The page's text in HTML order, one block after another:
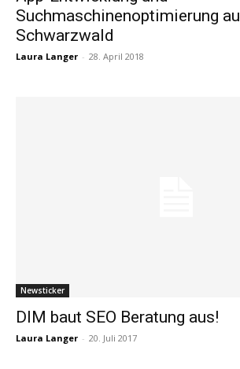
Suchmaschinenoptimierung
Schwarzwald
Laura Langer - 28. April 2018
Newsticker
DIM baut SEO Beratung aus!
Laura Langer - 20. Juli 2017